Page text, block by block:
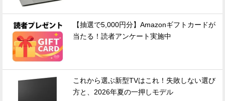
【抽選で5,000円分】Amazonギフトカードが
当たる！読者アンケート実施中
これから選ぶ新型TVはこれ！失敗しない選び
方と、2026年夏の一押しモデル